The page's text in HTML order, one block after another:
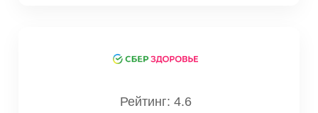
Рейтинг: 4.6